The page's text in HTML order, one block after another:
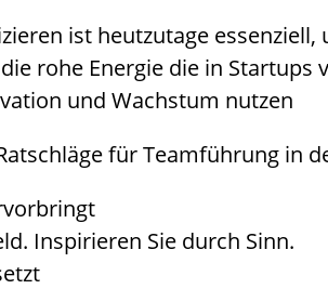
ist heutzutage
rohe Energie die in
und Wachstum nutzen
für Teamführung in
Inspirieren Sie durch Sinn.